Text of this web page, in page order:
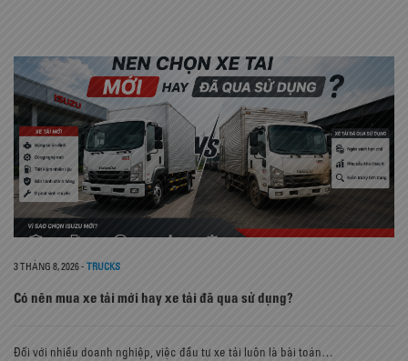
3 THÁNG 8, 2026- TRUCKS
Có nên mua xe tải mới hay xe tải đã qua sử dụng?
Đối với nhiều doanh nghiệp, việc đầu tư xe tải luôn là bài toán…